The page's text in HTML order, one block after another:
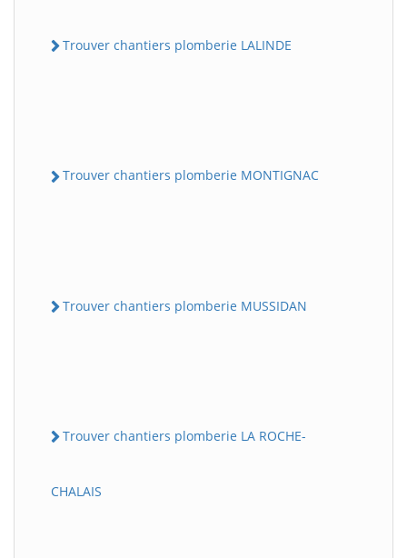
Trouver chantiers plomberie LALINDE
Trouver chantiers plomberie MONTIGNAC
Trouver chantiers plomberie MUSSIDAN
Trouver chantiers plomberie LA ROCHE-
CHALAIS